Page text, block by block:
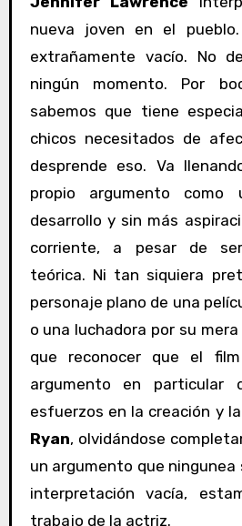
nueva joven en el
extrañamente vacío. No
ningún momento. Por
sabemos que tiene
chicos necesitados de
desprende eso. Va
propio argumento como
desarrollo y sin más
corriente, a pesar de
teórica. Ni tan siquiera
personaje plano de una
o una luchadora por su
que reconocer que el
argumento en particular
esfuerzos en la creación y
Ryan, olvidándose
un argumento que ningunea
interpretación vacía,
trabajo de la actriz.